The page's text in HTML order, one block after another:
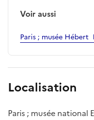
Voir aussi
Paris ; musée Hébert
Localisation
Paris ; musée national